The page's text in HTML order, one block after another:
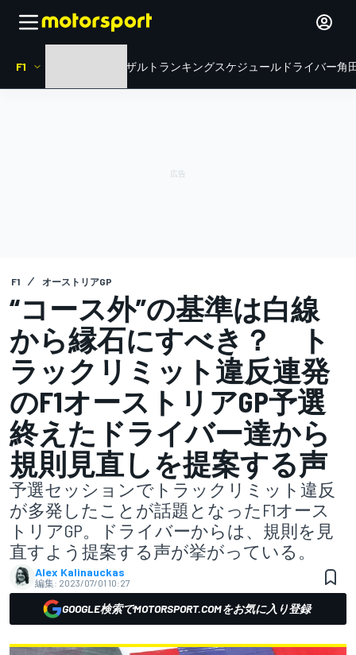
F1 リザルト ランキングスケジュール ドライバー角
F1 オーストリアGP
“コース外”の基準は白線
から縁石にすべき？ ト
ラックリミット違反連発
のF1オーストリアGP予選
終えたドライバー達から
規則見直しを提案する声
予選セッションでトラックリミット違反
が多発したことが話題となったF1オース
トリアGP。ドライバーからは、規則を見
直すよう提案する声が挙がっている。
Alex Kalinauckas
編集: 2023/07/01 10:27
GOOGLE検索でMOTORSPORT.COMをお気に入り登録